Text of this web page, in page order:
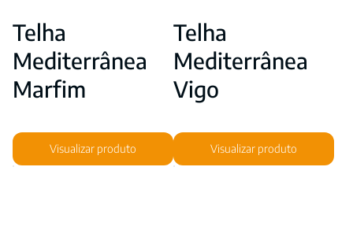
Telha
Mediterrânea
Marfim
Visualizar produto
Telha
Mediterrânea
Vigo
Visualizar produto